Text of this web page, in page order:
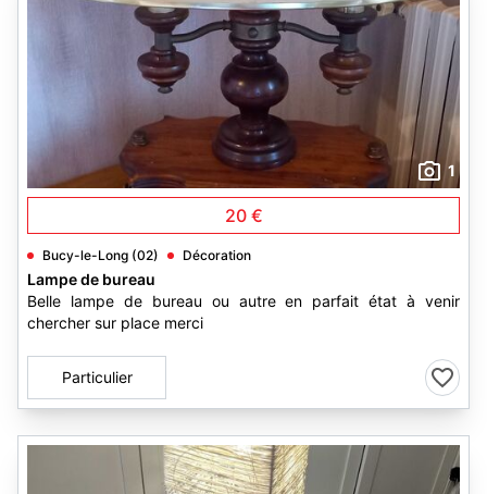
1
20 €
Bucy-le-Long (02) Décoration
Lampe de bureau
Belle lampe de bureau ou autre en parfait état à venir
chercher sur place merci
Particulier